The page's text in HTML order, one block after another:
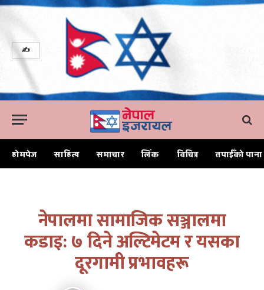
✍
होमपेज साहित्य समाचार लिंक विचित्र तपाईँको पाना
नेपालमा सामाजिक सञ्जालमा
कडाइ: ७ दिने अल्टिमेटम र यसका
दूरगामी प्रभावहरू